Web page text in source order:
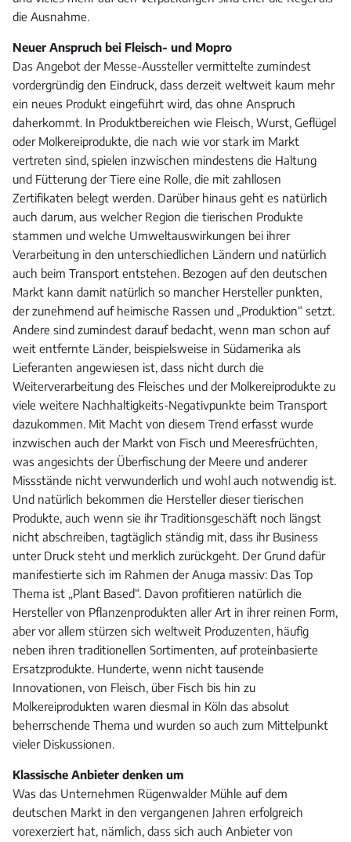
die Ausnahme.
Neuer Anspruch bei Fleisch- und Mopro
Das Angebot der Messe-Aussteller vermittelte zumindest
vordergründig den Eindruck, dass derzeit weltweit kaum mehr
ein neues Produkt eingeführt wird, das ohne Anspruch
daherkommt. In Produktbereichen wie Fleisch, Wurst, Geflügel
oder Molkereiprodukte, die nach wie vor stark im Markt
vertreten sind, spielen inzwischen mindestens die Haltung
und Fütterung der Tiere eine Rolle, die mit zahllosen
Zertifikaten belegt werden. Darüber hinaus geht es natürlich
auch darum, aus welcher Region die tierischen Produkte
stammen und welche Umweltauswirkungen bei ihrer
Verarbeitung in den unterschiedlichen Ländern und natürlich
auch beim Transport entstehen. Bezogen auf den deutschen
Markt kann damit natürlich so mancher Hersteller punkten,
der zunehmend auf heimische Rassen und „Produktion“ setzt.
Andere sind zumindest darauf bedacht, wenn man schon auf
weit entfernte Länder, beispielsweise in Südamerika als
Lieferanten angewiesen ist, dass nicht durch die
Weiterverarbeitung des Fleisches und der Molkereiprodukte zu
viele weitere Nachhaltigkeits-Negativpunkte beim Transport
dazukommen. Mit Macht von diesem Trend erfasst wurde
inzwischen auch der Markt von Fisch und Meeresfrüchten,
was angesichts der Überfischung der Meere und anderer
Missstände nicht verwunderlich und wohl auch notwendig ist.
Und natürlich bekommen die Hersteller dieser tierischen
Produkte, auch wenn sie ihr Traditionsgeschäft noch längst
nicht abschreiben, tagtäglich ständig mit, dass ihr Business
unter Druck steht und merklich zurückgeht. Der Grund dafür
manifestierte sich im Rahmen der Anuga massiv: Das Top
Thema ist „Plant Based“. Davon profitieren natürlich die
Hersteller von Pflanzenprodukten aller Art in ihrer reinen Form,
aber vor allem stürzen sich weltweit Produzenten, häufig
neben ihren traditionellen Sortimenten, auf proteinbasierte
Ersatzprodukte. Hunderte, wenn nicht tausende
Innovationen, von Fleisch, über Fisch bis hin zu
Molkereiprodukten waren diesmal in Köln das absolut
beherrschende Thema und wurden so auch zum Mittelpunkt
vieler Diskussionen.
Klassische Anbieter denken um
Was das Unternehmen Rügenwalder Mühle auf dem
deutschen Markt in den vergangenen Jahren erfolgreich
vorexerziert hat, nämlich, dass sich auch Anbieter von